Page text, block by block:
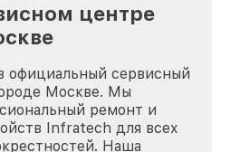
центре
официальный сервисный
Москве. Мы
ремонт и
Infratech для всех
Наша